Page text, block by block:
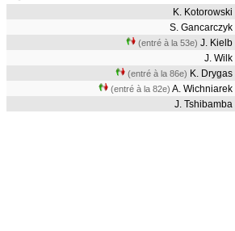
K. Kotorowski
S. Gancarczyk
(entré à la 53e) J. Kielb
J. Wilk
(entré à la 86e) K. Drygas
(entré à la 82e) A. Wichniarek
J. Tshibamba